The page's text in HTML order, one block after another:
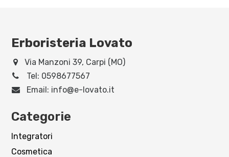
Erboristeria Lovato
Via Manzoni 39, Carpi (MO)
Tel: 0598677567
Email: info@e-lovato.it
Categorie
Integratori
Cosmetica